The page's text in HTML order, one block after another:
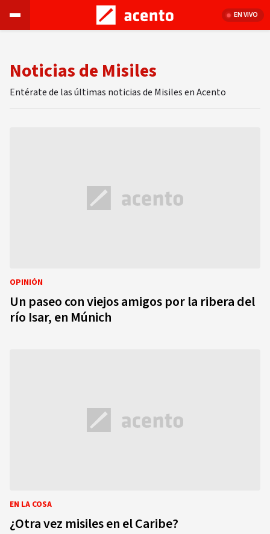
EN VIVO
Noticias de Misiles
Entérate de las últimas noticias de Misiles en Acento
OPINIÓN
Un paseo con viejos amigos por la ribera del
río Isar, en Múnich
EN LA COSA
¿Otra vez misiles en el Caribe?